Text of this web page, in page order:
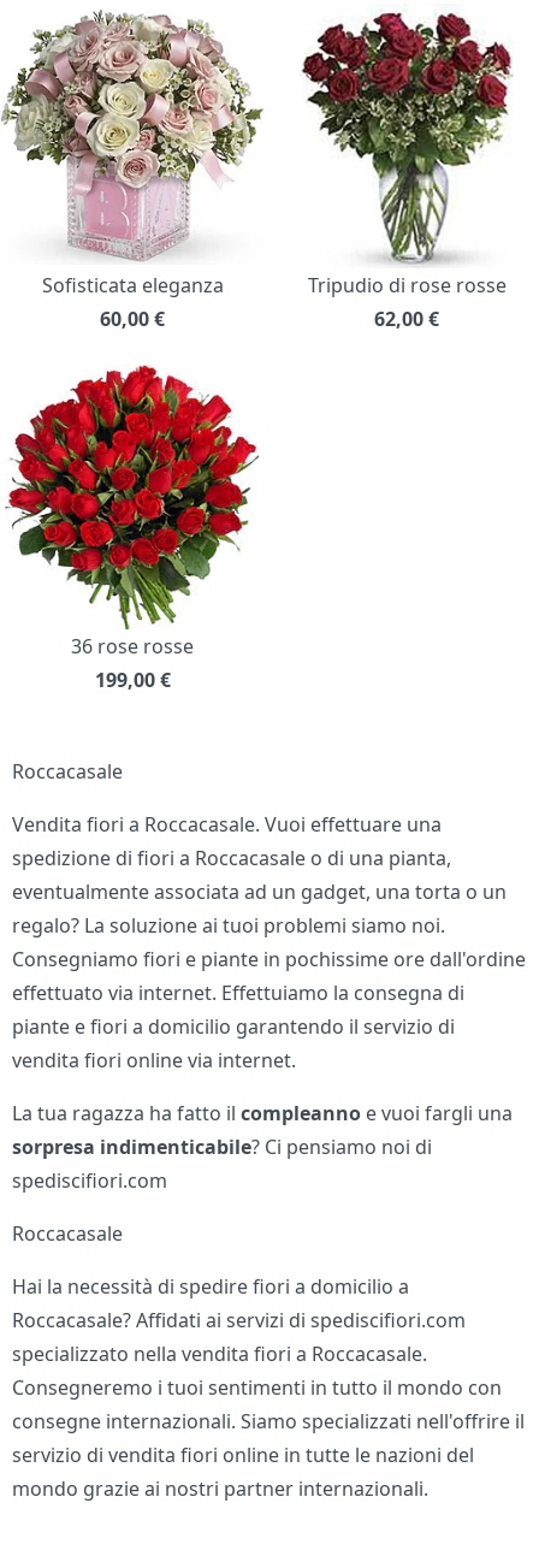
Sofisticata eleganza
60,00€
Tripudio di rose rosse
62,00€
36 rose rosse
199,00 €
Roccacasale
Vendita fiori a Roccacasale. Vuoi effettuare una
spedizione di fiori a Roccacasale o di una pianta,
eventualmente associata ad un gadget, una torta o un
regalo? La soluzione ai tuoi problemi siamo noi.
Consegniamo fiori e piante in pochissime ore dall'ordine
effettuato via internet. Effettuiamo la consegna di
piante e fiori a domicilio garantendo il servizio di
vendita fiori online via internet.
La tua ragazza ha fatto ilcompleanno e vuoi fargli una
sorpresa indimenticabile? Ci pensiamo noi di
spediscifiori.com
Roccacasale
Hai la necessità di spedire fiori a domicilio a
Roccacasale? Affidati ai servizi di spediscifiori.com
specializzato nella vendita fiori a Roccacasale.
Consegneremo i tuoi sentimenti in tutto il mondo con
consegne internazionali. Siamo specializzati nell'offrire il
servizio di vendita fiori online in tutte le nazioni del
mondo grazie ai nostri partner internazionali.